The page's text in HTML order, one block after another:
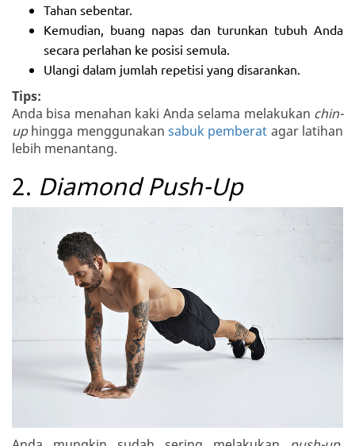
Tahan sebentar.
Kemudian, buang napas dan turunkan tubuh Anda
secara perlahan ke posisi semula.
Ulangi dalam jumlah repetisi yang disarankan.
Tips:
Anda bisa menahan kaki Anda selama melakukan chin-
uphingga menggunakan sabuk pemberat agar latihan
lebih menantang.
2. Diamond Push-Up